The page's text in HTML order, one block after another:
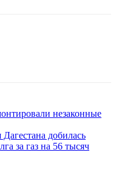
незаконные
добилась
за газ на 56 тысяч